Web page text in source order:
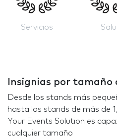
Servicios
Insignias por tamaño
Desde los stands más
hasta los stands de más de
Your Events Solution es
cualquier tamaño